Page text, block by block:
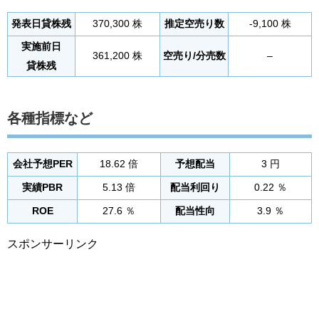
発表日貸株残 370,300 株 推定空売り数 -9,100 株
実施前日
貸株残
361,200 株 空売り/分売数 –
各種指標など
会社予想PER 18.62 倍 予想配当 3 円
実績PBR 5.13 倍 配当利回り 0.22 ％
ROE 27.6 ％ 配当性向 3.9 ％
スポンサーリンク